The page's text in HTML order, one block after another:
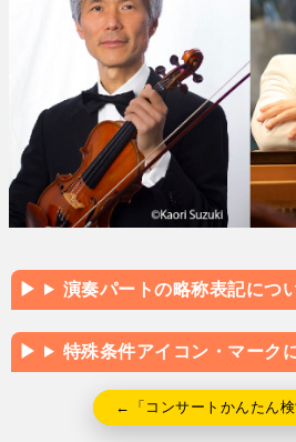
演奏パートの略称表記につ
特殊条件アイコン・マーク
←「コンサートかんたん